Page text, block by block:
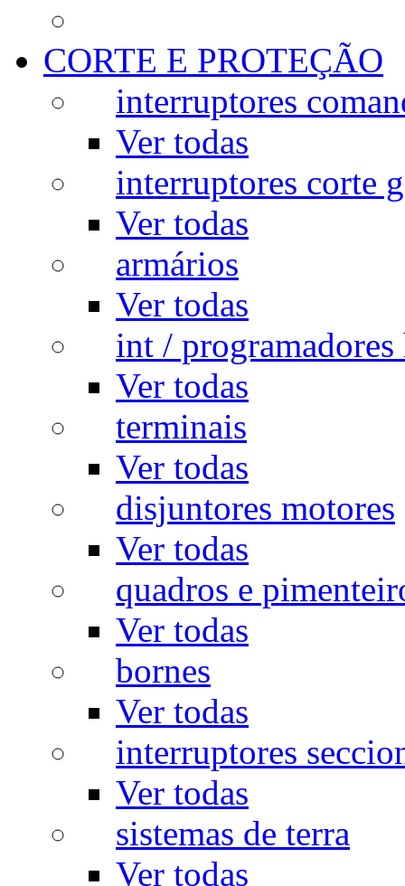
CORTE E PROTEÇÃO
interruptores
Ver todas
interruptores corte
Ver todas
armários
Ver todas
int / programadores
Ver todas
terminais
Ver todas
disjuntores motores
Ver todas
quadros e
Ver todas
bornes
Ver todas
interruptores
Ver todas
sistemas de terra
Ver todas